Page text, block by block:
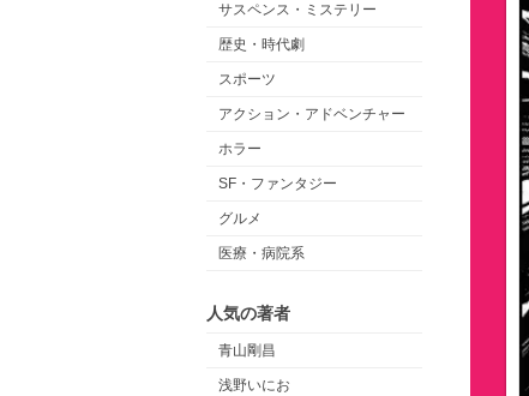
サスペンス・ミステリー
歴史・時代劇
スポーツ
アクション・アドベンチャー
ホラー
SF・ファンタジー
グルメ
医療・病院系
人気の著者
青山剛昌
浅野いにお